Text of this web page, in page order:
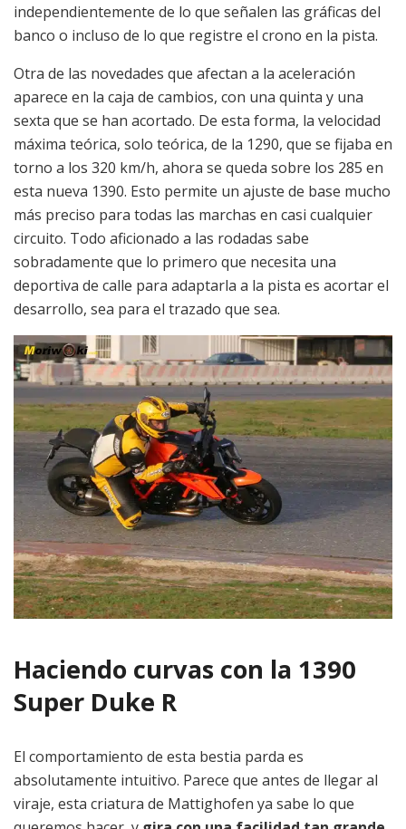
independientemente de lo que señalen las gráficas del
banco o incluso de lo que registre el crono en la pista.
Otra de las novedades que afectan a la aceleración
aparece en la caja de cambios, con una quinta y una
sexta que se han acortado. De esta forma, la velocidad
máxima teórica, solo teórica, de la 1290, que se fijaba en
torno a los 320 km/h, ahora se queda sobre los 285 en
esta nueva 1390. Esto permite un ajuste de base mucho
más preciso para todas las marchas en casi cualquier
circuito. Todo aficionado a las rodadas sabe
sobradamente que lo primero que necesita una
deportiva de calle para adaptarla a la pista es acortar el
desarrollo, sea para el trazado que sea.
Haciendo curvas con la 1390
Super Duke R
El comportamiento de esta bestia parda es
absolutamente intuitivo. Parece que antes de llegar al
viraje, esta criatura de Mattighofen ya sabe lo que